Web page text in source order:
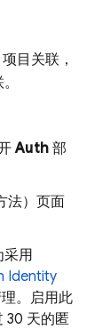
目关联，
Auth 部
法）页面
采用
Identity
。启用此
30 天的匿